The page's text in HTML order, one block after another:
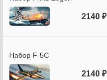
2140 ₽
Набор F-5C
2140 ₽